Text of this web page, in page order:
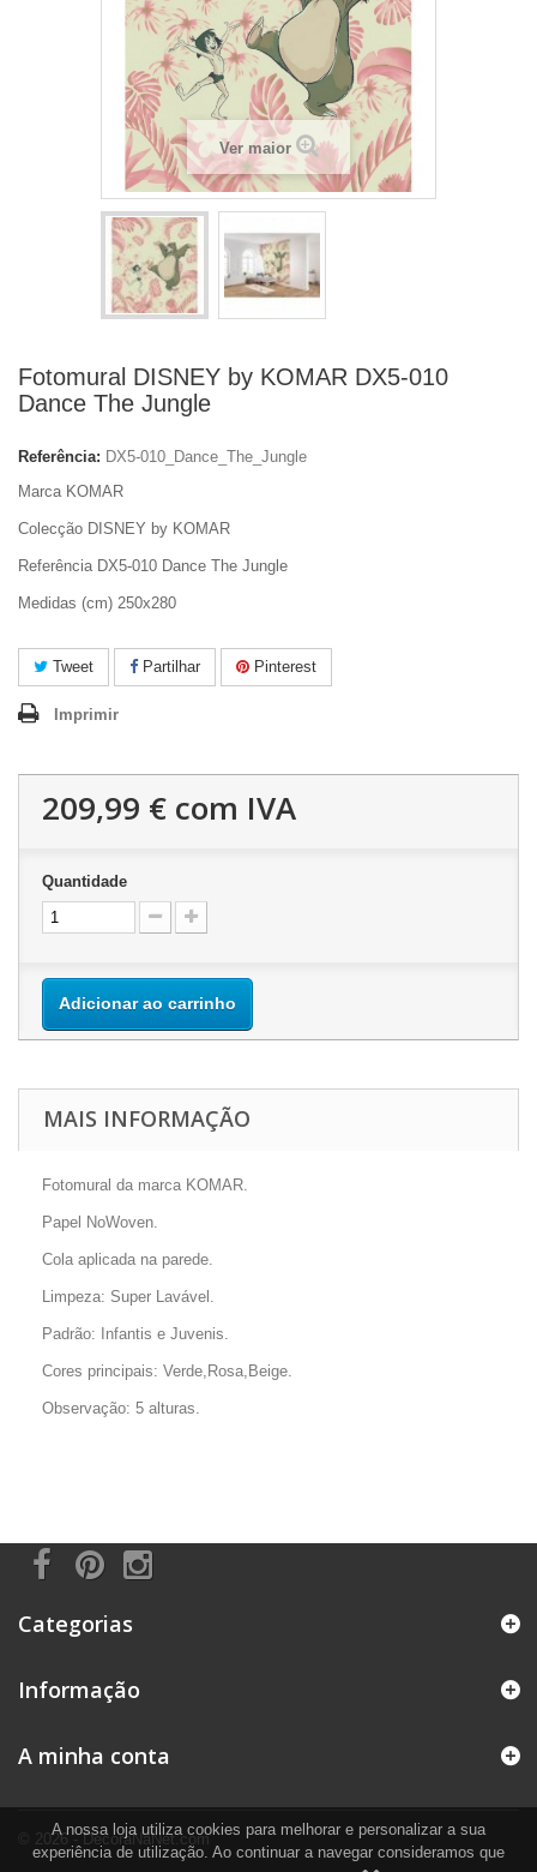
Ver maior
Fotomural DISNEY by KOMAR DX5-010
Dance The Jungle
Referência: DX5-010_Dance_The_Jungle
Marca KOMAR
Colecção DISNEY by KOMAR
Referência DX5-010 Dance The Jungle
Medidas (cm) 250x280
Tweet Partilhar Pinterest
Imprimir
209,99 € com IVA
Quantidade
Adicionar ao carrinho
MAIS INFORMAÇÃO
Fotomural da marca KOMAR.
Papel NoWoven.
Cola aplicada na parede.
Limpeza: Super Lavável.
Padrão: Infantis e Juvenis.
Cores principais: Verde,Rosa,Beige.
Observação: 5 alturas.
Categorias
Informação
© 2026 - DecoraNaNet.com
A minha conta
A nossa loja utiliza cookies para melhorar e personalizar a sua
experiência de utilização. Ao continuar a navegar consideramos que